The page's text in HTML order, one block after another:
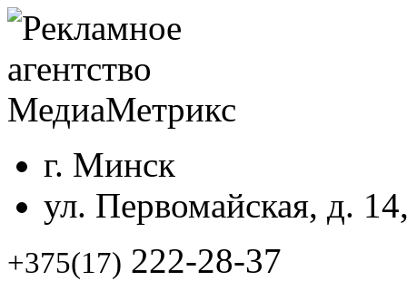
г. Минск
ул. Первомайская, д.
+375(17) 222-28-37